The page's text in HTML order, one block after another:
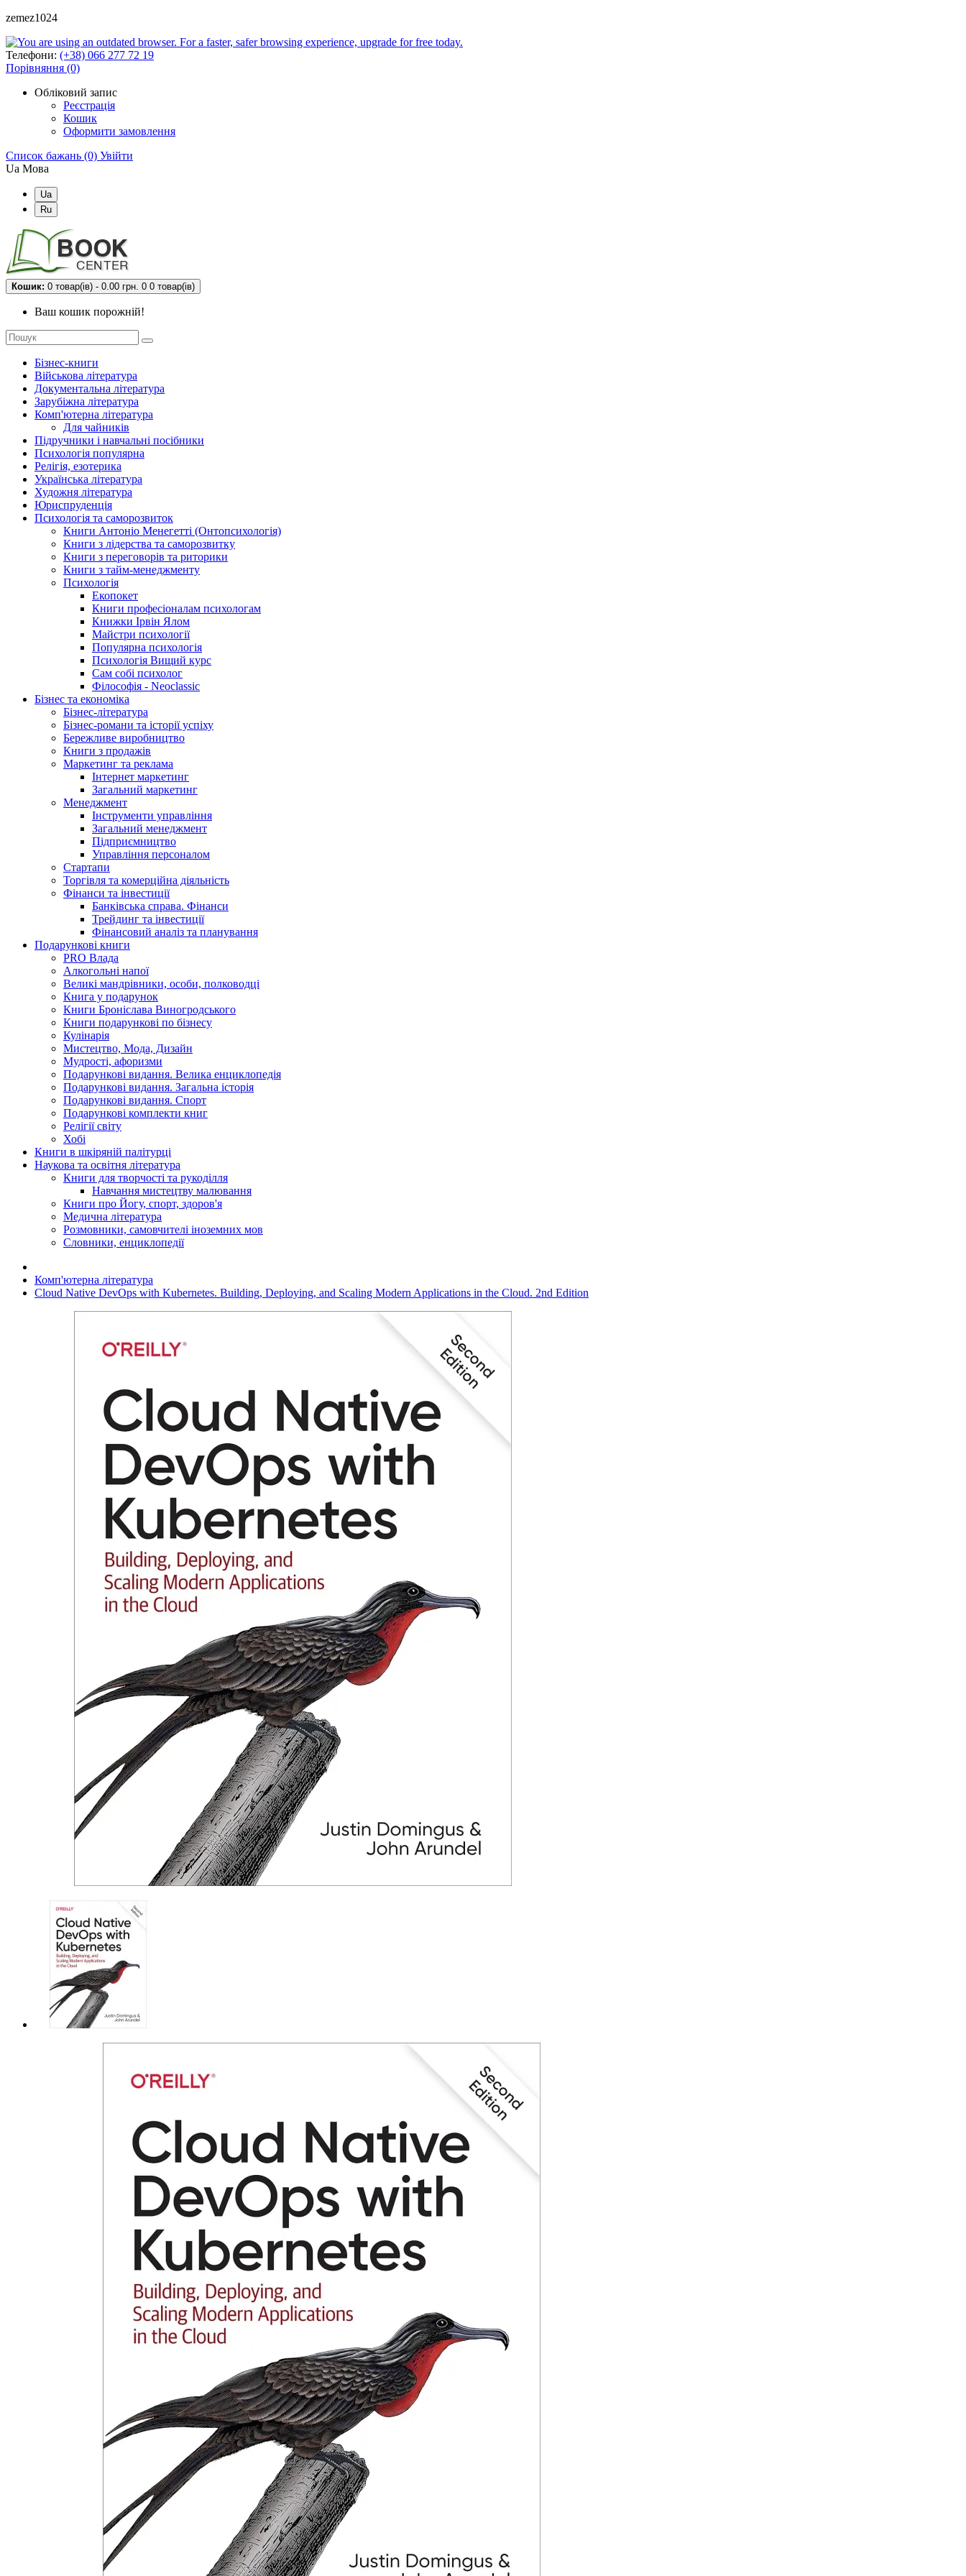
zemez1024
Телефони: (+38) 066 277 72 19
Порівняння (0)
Обліковий запис
Реєстрація
Кошик
Оформити замовлення
Список бажань (0) Увійти
Ua Мова
Ua
Ru
Кошик: 0 товар(ів) - 0.00 грн. 0 0 товар(ів)
Ваш кошик порожній!
Бізнес-книги
Військова література
Документальна література
Зарубіжна література
Комп'ютерна література
Для чайників
Підручники і навчальні посібники
Психологія популярна
Релігія, езотерика
Українська література
Художня література
Юриспруденція
Психологія та саморозвиток
Книги Антоніо Менегетті (Онтопсихологія)
Книги з лідерства та саморозвитку
Книги з переговорів та риторики
Книги з тайм-менеджменту
Психологія
Екопокет
Книги професіоналам психологам
Книжки Ірвін Ялом
Майстри психології
Популярна психологія
Психологія Вищий курс
Сам собі психолог
Філософія - Neoclassic
Бізнес та економіка
Бізнес-література
Бізнес-романи та історії успіху
Бережливе виробництво
Книги з продажів
Маркетинг та реклама
Інтернет маркетинг
Загальний маркетинг
Менеджмент
Інструменти управління
Загальний менеджмент
Підприємництво
Управління персоналом
Стартапи
Торгівля та комерційна діяльність
Фінанси та інвестиції
Банківська справа. Фінанси
Трейдинг та інвестиції
Фінансовий аналіз та планування
Подарункові книги
PRO Влада
Алкогольні напої
Великі мандрівники, особи, полководці
Книга у подарунок
Книги Броніслава Виногродського
Книги подарункові по бізнесу
Кулінарія
Мистецтво, Мода, Дизайн
Мудрості, афоризми
Подарункові видання. Велика енциклопедія
Подарункові видання. Загальна історія
Подарункові видання. Спорт
Подарункові комплекти книг
Релігії світу
Хобі
Книги в шкіряній палітурці
Наукова та освітня література
Книги для творчості та рукоділля
Навчання мистецтву малювання
Книги про Йогу, спорт, здоров'я
Медична література
Розмовники, самовчителі іноземних мов
Словники, енциклопедії
Комп'ютерна література
Cloud Native DevOps with Kubernetes. Building, Deploying, and Scaling Modern Applications in the Cloud. 2nd Edition